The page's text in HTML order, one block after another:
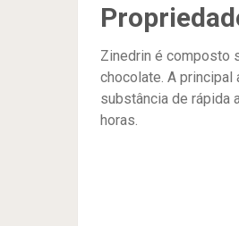
Zinedrin é composto
chocolate. A principal
substância de rápida
horas.